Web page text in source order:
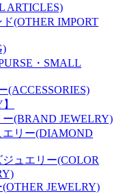
ARTICLES)
(OTHER IMPORT
・SMALL
(ACCESSORIES)
(BRAND JEWELRY)
エリー(DIAMOND
ュエリー(COLOR
JEWELRY)